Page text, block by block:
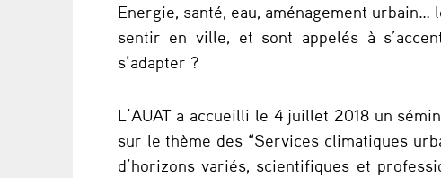
e
i
n
f
Energie, santé, eau, aménagement
sentir en ville, et sont appelés à
s’adapter ?
L’AUAT a accueilli le 4 juillet 2018 un
sur le thème des “Services climatiques
d’horizons variés, scientifiques et